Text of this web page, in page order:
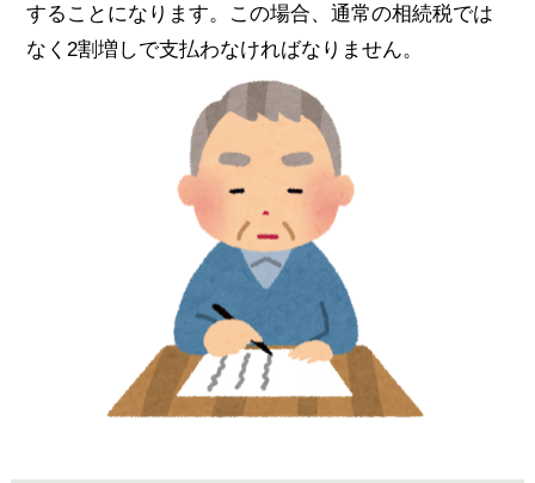
することになります。この場合、通常の相続税では
なく2割増しで支払わなければなりません。